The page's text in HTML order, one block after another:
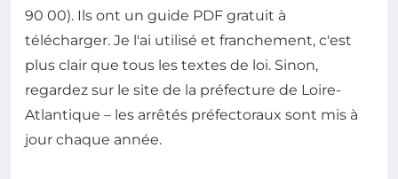
90 00). Ils ont un guide PDF gratuit à
télécharger. Je l'ai utilisé et franchement, c'est
plus clair que tous les textes de loi. Sinon,
regardez sur le site de la préfecture de Loire-
Atlantique – les arrêtés préfectoraux sont mis à
jour chaque année.